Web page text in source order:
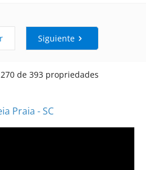
de 393 propriedades
Siguiente
Praia - SC